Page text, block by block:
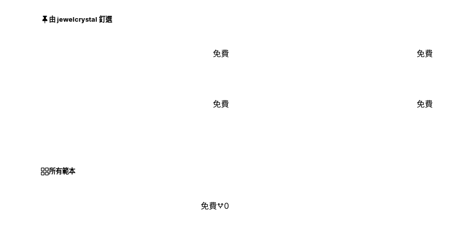
由 jewelcrystal 釘選
免費 免費
免費 免費
所有範本
免費 0